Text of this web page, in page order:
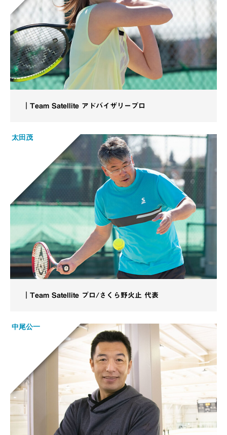
｜Team Satellite アドバイザリープロ
太田茂
｜Team Satellite プロ/さくら野火止 代表
中尾公一